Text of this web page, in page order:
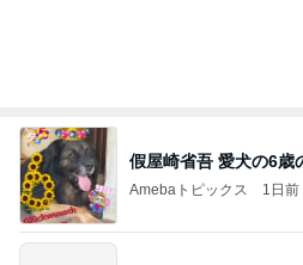
假屋崎省吾 愛犬の6歳
Amebaトピックス 1日前